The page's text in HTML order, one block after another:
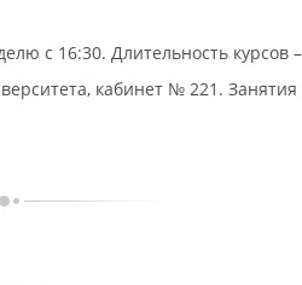
с 16:30. Длительность курсов
кабинет № 221.